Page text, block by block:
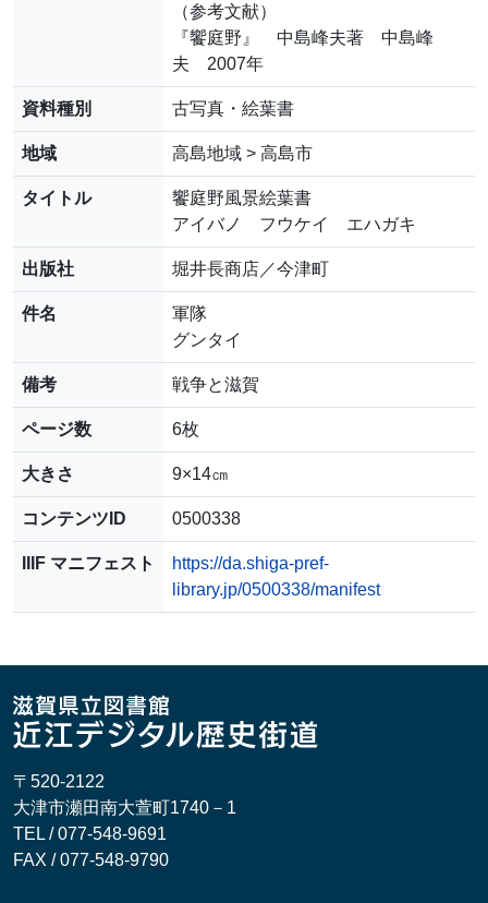
（参考文献）
『饗庭野』 中島峰夫著 中島峰
夫 2007年
資料種別 古写真・絵葉書
地域 高島地域 > 高島市
タイトル
饗庭野風景絵葉書
アイバノ フウケイ エハガキ
出版社 堀井長商店／今津町
件名
軍隊
グンタイ
備考 戦争と滋賀
ページ数 6枚
大きさ 9×14㎝
コンテンツID 0500338
IIIF マニフェスト
https://da.shiga-pref-
library.jp/0500338/manifest
〒520-2122
大津市瀬田南大萱町1740－1
TEL / 077-548-9691
FAX / 077-548-9790